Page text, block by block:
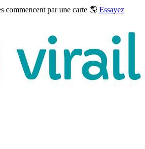
commencent par une carte 🌎 Essayez